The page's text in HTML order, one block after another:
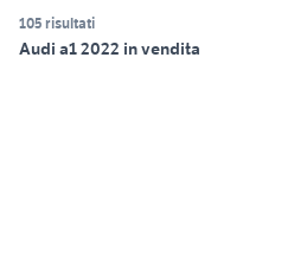
105 risultati
Audi a1 2022 in vendita